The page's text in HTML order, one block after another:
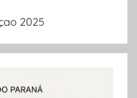
2025